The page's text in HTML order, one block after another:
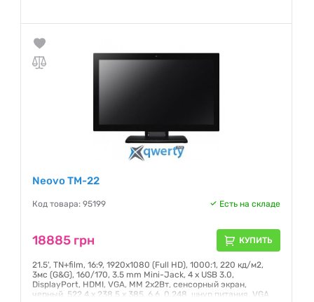
Neovo TM-22
Код товара: 95199 Есть на складе
18885 грн КУПИТЬ
21.5', TN+film, 16:9, 1920х1080 (Full HD), 1000:1, 220 кд/м2,
3мс (G&G), 160/170, 3.5 mm Mini-Jack, 4 x USB 3.0,
DisplayPort, HDMI, VGA, ММ 2х2Вт, сенсорный экран,
черный, 522.4 x 238.5 x 385, 6.6, 0.248, шнур питания, VGA,